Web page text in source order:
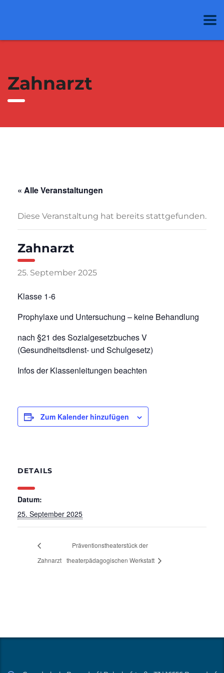
Zahnarzt
« Alle Veranstaltungen
Diese Veranstaltung hat bereits stattgefunden.
Zahnarzt
25. September 2025
Klasse 1-6
Prophylaxe und Untersuchung – keine Behandlung
nach §21 des Sozialgesetzbuches V
(Gesundheitsdienst- und Schulgesetz)
Infos der Klassenleitungen beachten
Zum Kalender hinzufügen
DETAILS
Datum:
25. September 2025
Zahnarzt
Präventionstheaterstück der
theaterpädagogischen Werkstatt